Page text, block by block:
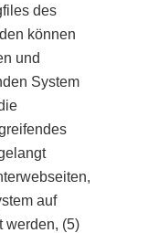
des
können
und
System
auf
werden, (5)